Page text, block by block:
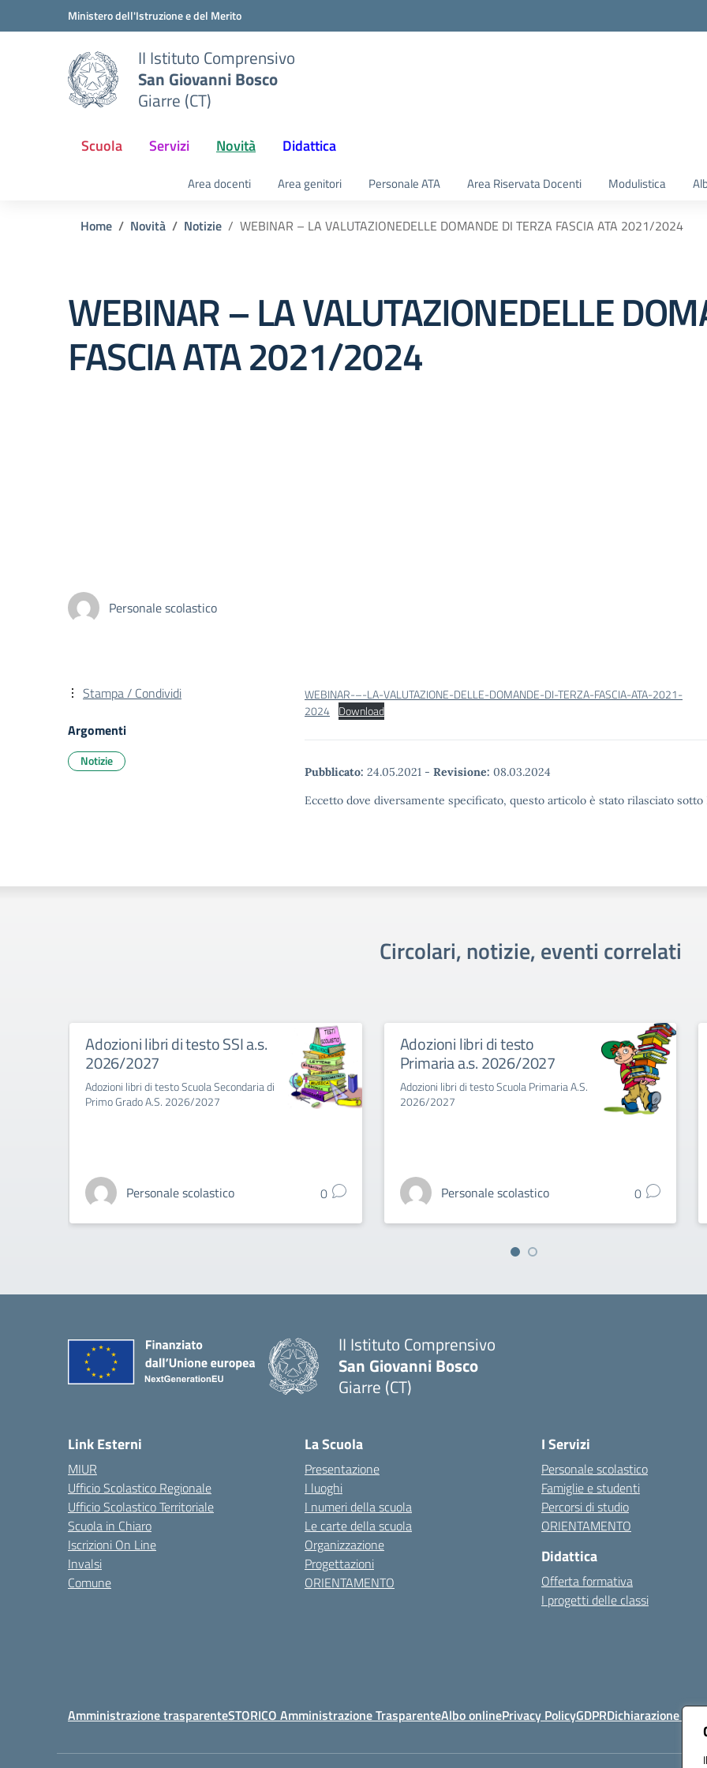
Vai ai contenuti
Vai al menu di navigazioneMinistero dell'Istruzione e del Merito
II Istituto Comprensivo
San Giovanni Bosco
Giarre (CT)
Scuola Servizi Novità Didattica
Area docenti Area genitori Personale ATA Area Riservata Docenti Modulistica
Home Novità Notizie WEBINAR – LA VALUTAZIONEDELLE DOMANDE DI TERZA FASCIA ATA 2021/2024
WEBINAR – LA VALUTAZIONEDELLE
FASCIA ATA 2021/2024
Personale scolastico
WEBINAR-–-LA-VALUTAZIONE-DELLE-DOMANDE-DI-TERZA-FASCIA-ATA-2021-
2024 Download
Pubblicato: 24.05.2021 - Revisione: 08.03.2024
Eccetto dove diversamente specificato, questo articolo è stato rilasciato
Stampa / Condividi
Argomenti
Notizie
Circolari, notizie, eventi correlati
Adozioni libri di testo SSI a.s.
2026/2027
Adozioni libri di testo Scuola Secondaria di
Primo Grado A.S. 2026/2027
Personale scolastico 0
Adozioni libri di testo
Primaria a.s. 2026/2027
Adozioni libri di testo Scuola Primaria A.S.
2026/2027
Personale scolastico 0
II Istituto Comprensivo
San Giovanni Bosco
Giarre (CT)
Link Esterni
MIUR
Ufficio Scolastico Regionale
Ufficio Scolastico Territoriale
Scuola in Chiaro
Iscrizioni On Line
Invalsi
Comune
La Scuola
Presentazione
I luoghi
I numeri della scuola
Le carte della scuola
Organizzazione
Progettazioni
ORIENTAMENTO
I Servizi
Personale scolastico
Famiglie e studenti
Percorsi di studio
ORIENTAMENTO
Didattica
Offerta formativa
I progetti delle classi
Amministrazione trasparenteSTORICO Amministrazione TrasparenteAlbo onlinePrivacy PolicyGDPRDichiarazione di